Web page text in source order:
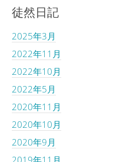
徒然日記
2025年3月
2022年11月
2022年10月
2022年5月
2020年11月
2020年10月
2020年9月
2019年11月